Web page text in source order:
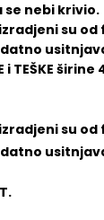
se nebi krivio.
su od
TEŠKE širine
su od